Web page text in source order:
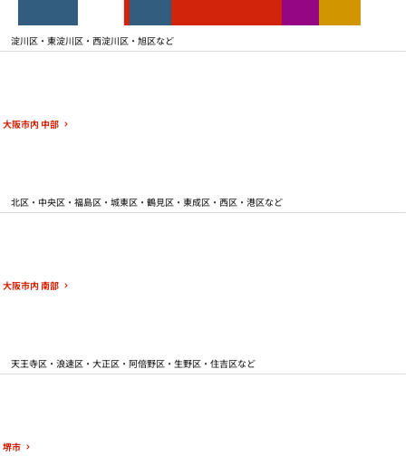
お問い合わせ
会社概要
淀川区・東淀川区・西淀川区・旭区など
大阪市内 中部
北区・中央区・福島区・城東区・鶴見区・東成区・西区・港区など
大阪市内 南部
天王寺区・浪速区・大正区・阿倍野区・生野区・住吉区など
堺市